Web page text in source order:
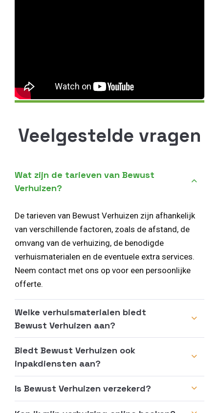
Veelgestelde vragen
Wat zijn de tarieven van Bewust
Verhuizen?
De tarieven van Bewust Verhuizen zijn afhankelijk
van verschillende factoren, zoals de afstand, de
omvang van de verhuizing, de benodigde
verhuismaterialen en de eventuele extra services.
Neem contact met ons op voor een persoonlijke
offerte.
Welke verhuismaterialen biedt
Bewust Verhuizen aan?
Biedt Bewust Verhuizen ook
inpakdiensten aan?
Is Bewust Verhuizen verzekerd?